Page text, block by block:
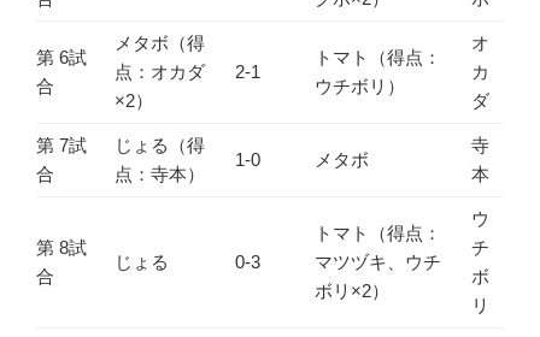
第 6試
合
メタボ（得
点：オカダ
×2）
2-1
トマト（得点：
ウチボリ）
オ
カ
ダ
第 7試
合
じょる（得
点：寺本）
1-0 メタボ
寺
本
第 8試
合
じょる 0-3
トマト（得点：
マツヅキ、ウチ
ボリ×2）
ウ
チ
ボ
リ